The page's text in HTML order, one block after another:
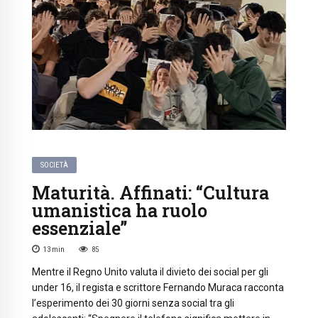
SOCIETÀ
Maturità. Affinati: “Cultura
umanistica ha ruolo
essenziale”
13 min 85
Mentre il Regno Unito valuta il divieto dei social per gli
under 16, il regista e scrittore Fernando Muraca racconta
l’esperimento dei 30 giorni senza social tra gli